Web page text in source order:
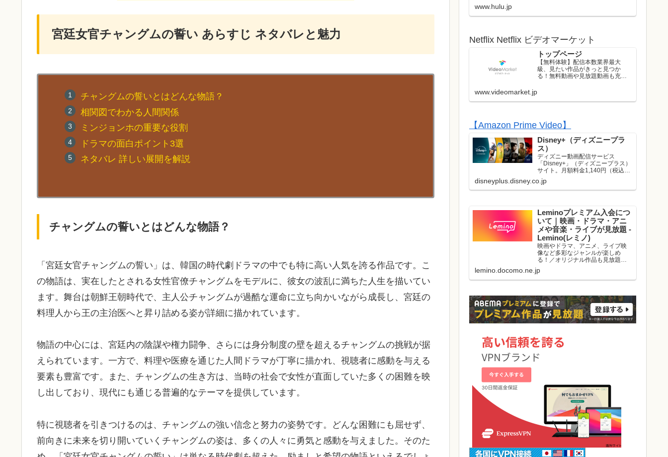
宮廷女官チャングムの誓い あらすじ ネタバレと魅力
チャングムの誓いとはどんな物語？
相関図でわかる人間関係
ミンジョンホの重要な役割
ドラマの面白ポイント3選
ネタバレ 詳しい展開を解説
チャングムの誓いとはどんな物語？
「宮廷女官チャングムの誓い」は、韓国の時代劇ドラマの中でも特に高い人気を誇る作品です。こ
の物語は、実在したとされる女性官僚チャングムをモデルに、彼女の波乱に満ちた人生を描いてい
ます。舞台は朝鮮王朝時代で、主人公チャングムが過酷な運命に立ち向かいながら成長し、宮廷の
料理人から王の主治医へと昇り詰める姿が詳細に描かれています。
物語の中心には、宮廷内の陰謀や権力闘争、さらには身分制度の壁を超えるチャングムの挑戦が据
えられています。一方で、料理や医療を通じた人間ドラマが丁寧に描かれ、視聴者に感動を与える
要素も豊富です。また、チャングムの生き方は、当時の社会で女性が直面していた多くの困難を映
し出しており、現代にも通じる普遍的なテーマを提供しています。
特に視聴者を引きつけるのは、チャングムの強い信念と努力の姿勢です。どんな困難にも屈せず、
前向きに未来を切り開いていくチャングムの姿は、多くの人々に勇気と感動を与えました。そのた
ストのライブはレンタル/購入して
www.hulu.jp
Netflix Netflix ビデオマーケット
トップページ
【無料体験】配信本数業界最大
級、見たい作品がきっと見つか
る！無料動画や見放題動画も充実
www.videomarket.jp
【Amazon Prime Video】
Disney+（ディズニープラ
ス）
ディズニー動画配信サービス
「Disney+」（ディズニープラス）
サイト。月額料金1,140円（税込）
でディズニー、ピクサー、マーベ
ル、スター・ウォーズ、ナショナ
ルジオグラフィック、スターの映
disneyplus.disney.co.jp
Leminoプレミアム入会につ
いて｜映画・ドラマ・アニ
メや音楽・ライブが見放題 -
Lemino(レミノ)
映画やドラマ、アニメ、ライブ映
像など多彩なジャンルが楽しめ
る！／オリジナル作品も見放題／
応／ダウンロード視聴可能／好き
な作品と出会える機能がたくさ
lemino.docomo.ne.jp